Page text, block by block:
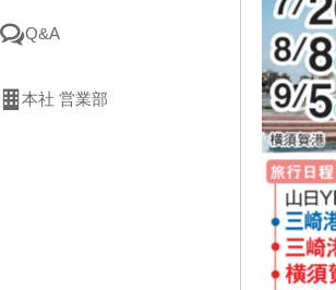
Q&A
本社 営業部